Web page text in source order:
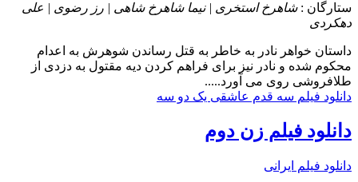
ستارگان :شاهرخ استخری | نیما شاهرخ شاهی | رز رضوی | علی
دهکردی
داستان خواهر نادر به خاطر به قتل رساندن شوهرش به اعدام
محکوم شده و نادر نیز برای فراهم کردن دیه مقتول به دزدی از
طلافروشی روی می آورد.....
دانلود فیلم سه قدم عاشقی یک دو سه
دانلود فیلم زن دوم
دانلود فیلم ایرانی